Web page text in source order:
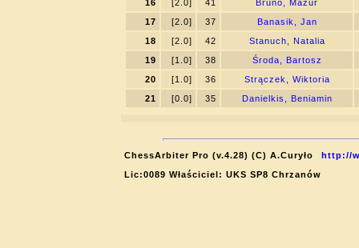
16
[2.0] 41
Bruno, Mazur
17
[2.0] 37
Banasik, Jan
18
[2.0] 42
Stanuch, Natalia
19
[1.0] 38
Środa, Bartosz
20
[1.0] 36
Strączek, Wiktoria
21
[0.0] 35 Danielkis, Beniamin
ChessArbiter Pro (v.4.28) (C) A.Curyło
http://
Lic:0089 Właściciel: UKS SP8 Chrzanów